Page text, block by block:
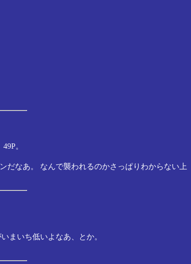
。
だなあ。 なんで襲われるのかさっぱりわからない上
まいち低いよなあ、とか。